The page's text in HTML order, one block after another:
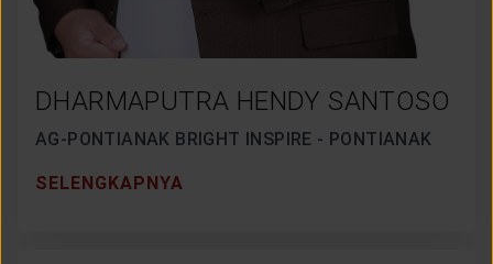
DHARMAPUTRA HENDY SANTOSO
AG-PONTIANAK BRIGHT INSPIRE - PONTIANAK
SELENGKAPNYA